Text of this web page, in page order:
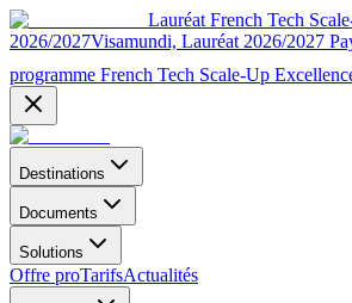
Lauréat French Tech
2026/2027Visamundi, Lauréat 2026/2027
programme French Tech Scale-Up
Destinations
Documents
Solutions
Offre proTarifsActualités